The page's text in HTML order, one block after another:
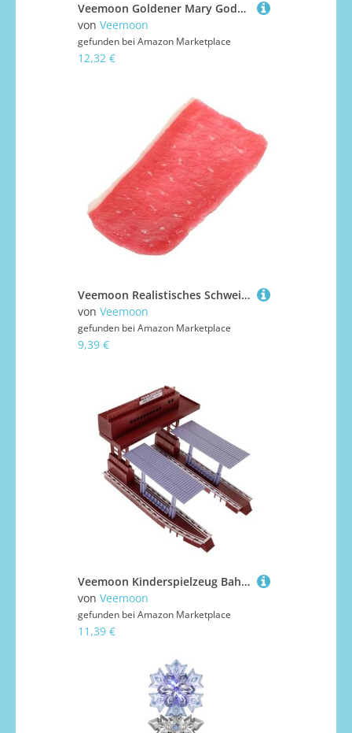
Veemoon Goldener Mary Goddess Haarreif Kopfschmuck für Frauen Leichter Flexibler Kopfband Langlebig Verblassungsresistent für Halloween Karneval Cosplay und Festtagskostüme
von Veemoon
gefunden bei Amazon Marketplace
12,32 €
Veemoon Realistisches Schweinefleisch Scheibenmodell Künstlich Detailgetreu als Küchendekoration Fotorequisite und Partygeschenk Lebensechte Nachbildung für Ladengestaltung und
von Veemoon
gefunden bei Amazon Marketplace
9,39 €
Veemoon Kinderspielzeug Bahnsteig Modell aus Robustem Kunststoff Pädagogisches Zugzubehör für Kreative Bahnanlagen Leicht Tragbar für Outdoor Spiel und DIY bahnhofgestaltung
von Veemoon
gefunden bei Amazon Marketplace
11,39 €